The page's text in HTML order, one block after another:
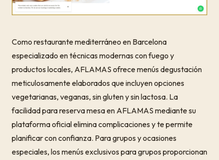
Como restaurante mediterráneo en Barcelona
especializado en técnicas modernas con fuego y
productos locales, AFLAMAS ofrece menús degustación
meticulosamente elaborados que incluyen opciones
vegetarianas, veganas, sin gluten y sin lactosa. La
facilidad para reserva mesa en AFLAMAS mediante su
plataforma oficial elimina complicaciones y te permite
planificar con confianza. Para grupos y ocasiones
especiales, los menús exclusivos para grupos proporcionan